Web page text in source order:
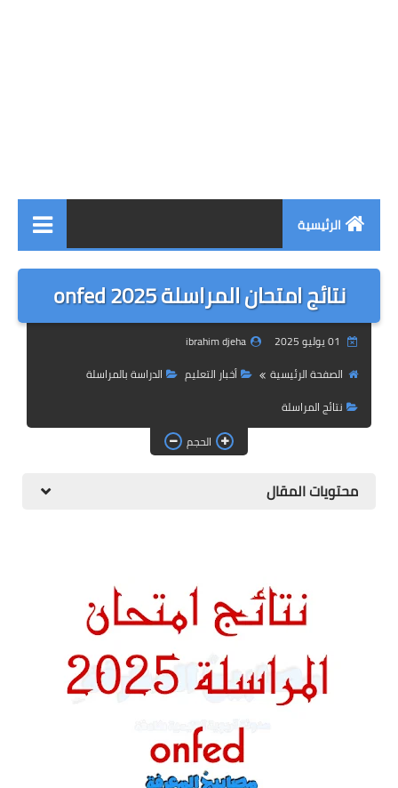
الرئيسية
أخبار التعليم
التعليم الإبتدائي
التعليم المتوسط
التعليم الثانوي
الدراسة بالمراسلة و التعليم
معلومات عامة و تأشيرات
دليل المواطن الجزائري
نتائج امتحان المراسلة 2025 onfed
ibrahim djeha
الصفحة الرئيسية
أخبار التعليم
الدراسة بالمراسلة
نتائج المراسلة
الحجم
محتويات المقال